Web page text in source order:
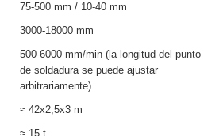
75-500 mm / 10-40 mm
3000-18000 mm
500-6000 mm/min (la longitud del punto
de soldadura se puede ajustar
arbitrariamente)
≈ 42x2,5x3 m
≈ 15 t